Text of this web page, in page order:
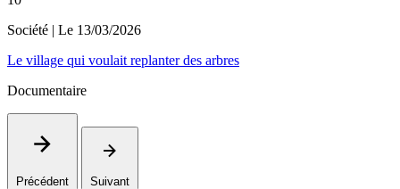
Société | Le 13/03/2026
Le village qui voulait replanter des arbres
Documentaire
Précédent Suivant